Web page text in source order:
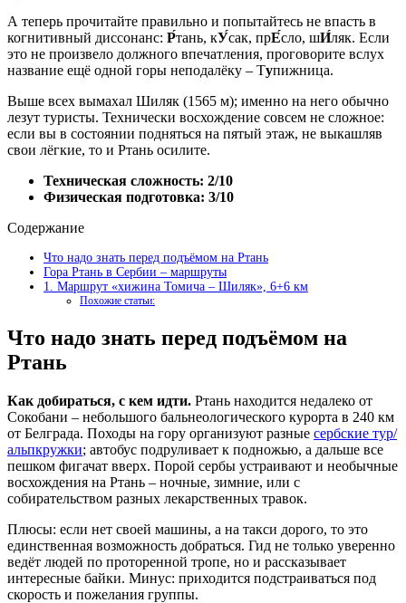
А теперь прочитайте правильно и попытайтесь не впасть в
когнитивный диссонанс: Р́тань, кУ́сак, прЕ́сло, шИ́ляк. Если
это не произвело должного впечатления, проговорите вслух
название ещё одной горы неподалёку – Тупижница.
Выше всех вымахал Шиляк (1565 м); именно на него обычно
лезут туристы. Технически восхождение совсем не сложное:
если вы в состоянии подняться на пятый этаж, не выкашляв
свои лёгкие, то и Ртань осилите.
Техническая сложность: 2/10
Физическая подготовка: 3/10
Содержание
Что надо знать перед подъёмом на Ртань
Гора Ртань в Сербии – маршруты
1. Маршрут «хижина Томича – Шиляк», 6+6 км
Похожие статьи:
Что надо знать перед подъёмом на
Ртань
Как добираться, с кем идти. Ртань находится недалеко от
Сокобани – небольшого бальнеологического курорта в 240 км
от Белграда. Походы на гору организуют разные сербские тур/
альпкружки; автобус подруливает к подножью, а дальше все
пешком фигачат вверх. Порой сербы устраивают и необычные
восхождения на Ртань – ночные, зимние, или с
собирательством разных лекарственных травок.
Плюсы: если нет своей машины, а на такси дорого, то это
единственная возможность добраться. Гид не только уверенно
ведёт людей по проторенной тропе, но и рассказывает
интересные байки. Минус: приходится подстраиваться под
скорость и пожелания группы.